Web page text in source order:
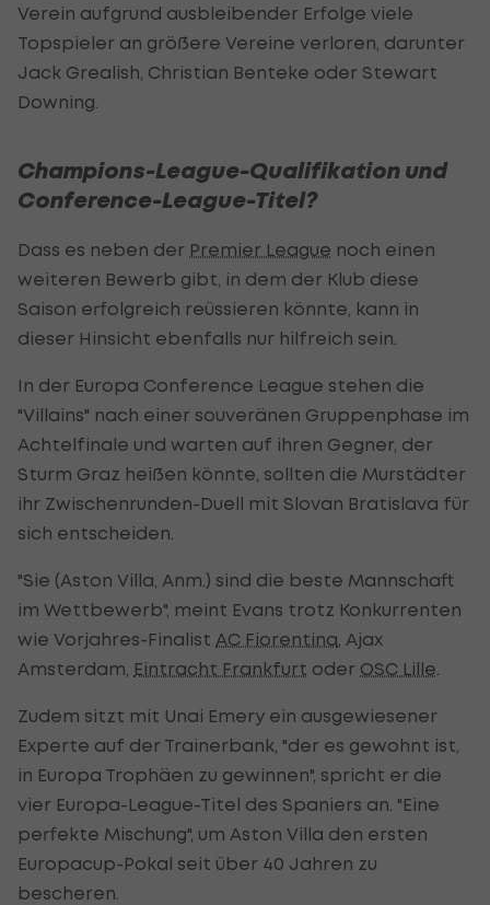
Verein aufgrund ausbleibender Erfolge viele
Topspieler an größere Vereine verloren, darunter
Jack Grealish, Christian Benteke oder Stewart
Downing.
Champions-League-Qualifikation und
Conference-League-Titel?
Dass es neben der Premier League noch einen
weiteren Bewerb gibt, in dem der Klub diese
Saison erfolgreich reüssieren könnte, kann in
dieser Hinsicht ebenfalls nur hilfreich sein.
In der Europa Conference League stehen die
"Villains" nach einer souveränen Gruppenphase im
Achtelfinale und warten auf ihren Gegner, der
Sturm Graz heißen könnte, sollten die Murstädter
ihr Zwischenrunden-Duell mit Slovan Bratislava für
sich entscheiden.
"Sie (Aston Villa, Anm.) sind die beste Mannschaft
im Wettbewerb", meint Evans trotz Konkurrenten
wie Vorjahres-Finalist AC Fiorentina , Ajax
Amsterdam, Eintracht Frankfurt oder OSC Lille
Zudem sitzt mit Unai Emery ein ausgewiesener
Experte auf der Trainerbank, "der es gewohnt ist,
in Europa Trophäen zu gewinnen", spricht er die
vier Europa-League-Titel des Spaniers an. "Eine
perfekte Mischung", um Aston Villa den ersten
Europacup-Pokal seit über 40 Jahren zu
bescheren.